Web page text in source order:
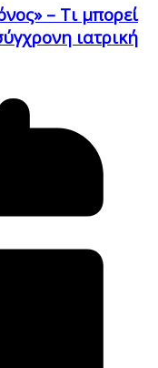
– Τι μπορεί
ιατρική